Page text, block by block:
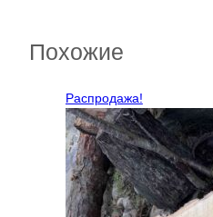
Похожие
Распродажа!